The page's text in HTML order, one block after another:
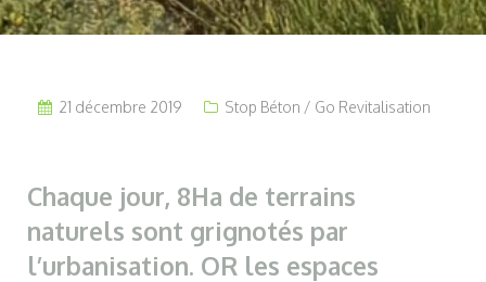
21 décembre 2019 Stop Béton / Go Revitalisation
Chaque jour, 8Ha de terrains
naturels sont grignotés par
l’urbanisation. OR les espaces